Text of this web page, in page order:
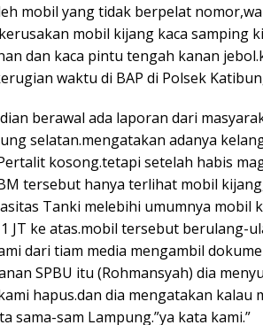
mobil yang tidak berpelat
mobil kijang kaca samping
dan kaca pintu tengah kanan
waktu di BAP di Polsek
berawal ada laporan dari
selatan.mengatakan adanya
kosong.tetapi setelah habis
tersebut hanya terlihat mobil
Tanki melebihi umumnya mobil
JT ke atas.mobil tersebut berulang-
dari tiam media mengambil
SPBU itu (Rohmansyah) dia
hapus.dan dia mengatakan kalau
sama-sam Lampung.”ya kata kami.”